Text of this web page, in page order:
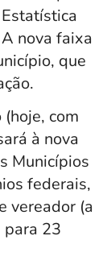
nova faixa
que
com
à nova
Municípios
federais,
vereador (a
para 23